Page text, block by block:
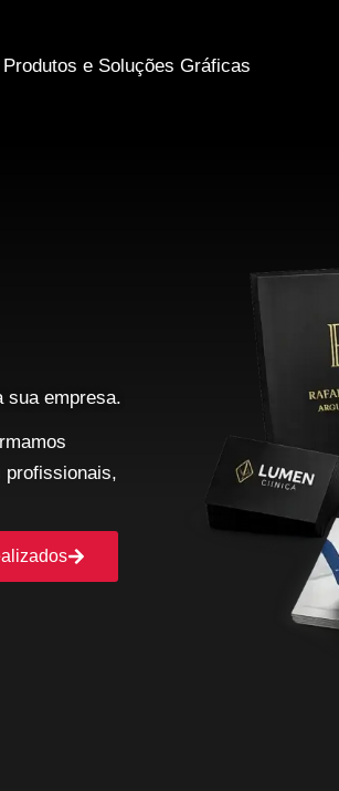
Produtos e Soluções Gráficas
sua empresa.
profissionais,